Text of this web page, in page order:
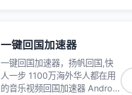
一键回国加速器
一键回国加速器，扬帆回国,快
人一步 1100万海外华人都在用
的音乐视频回国加速器 Android